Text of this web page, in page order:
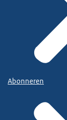
Abonneren